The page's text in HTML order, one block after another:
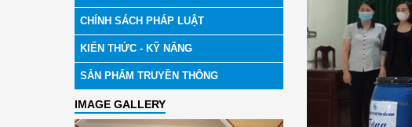
CHÍNH SÁCH PHÁP LUẬT
KIẾN THỨC - KỸ NĂNG
SẢN PHẨM TRUYỀN THÔNG
IMAGE GALLERY